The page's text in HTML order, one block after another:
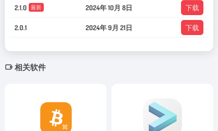
2.1.0 最新 2024年 10月 8日 下载
2.0.1 2024年 9月 21日 下载
相关软件